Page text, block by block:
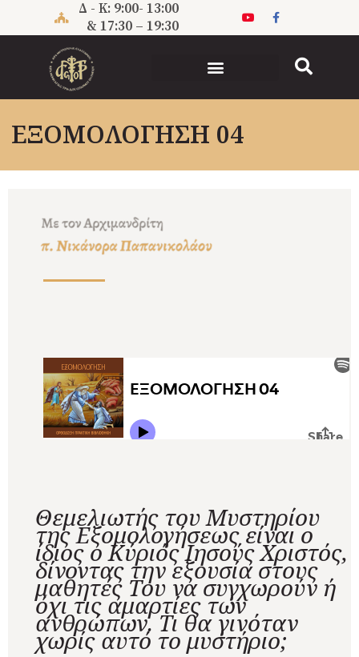
Δ - Κ: 9:00- 13:00
& 17:30 – 19:30
ΕΞΟΜΟΛΟΓΗΣΗ 04
Θεμελιωτής του Μυστηρίου
της Εξομολογήσεως είναι ο
ίδιος ο Κύριός Ιησούς Χριστός,
δίνοντας την εξουσία στους
μαθητές Του να συγχωρούν ή
όχι τις αμαρτίες των
ανθρώπων. Τι θα γινόταν
χωρίς αυτό το μυστήριο;